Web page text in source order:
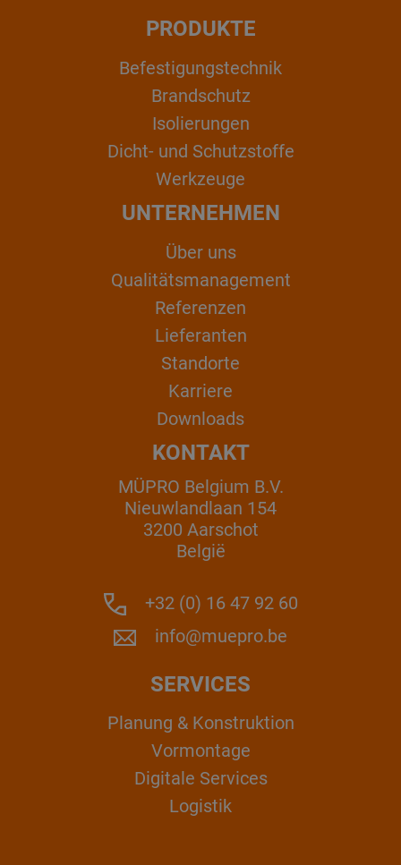
PRODUKTE
Befestigungstechnik
Brandschutz
Isolierungen
Dicht- und Schutzstoffe
Werkzeuge
UNTERNEHMEN
Über uns
Qualitätsmanagement
Referenzen
Lieferanten
Standorte
Karriere
Downloads
KONTAKT
MÜPRO Belgium B.V.
Nieuwlandlaan 154
3200 Aarschot
België
+32 (0) 16 47 92 60
info@muepro.be
SERVICES
Planung & Konstruktion
Vormontage
Digitale Services
Logistik